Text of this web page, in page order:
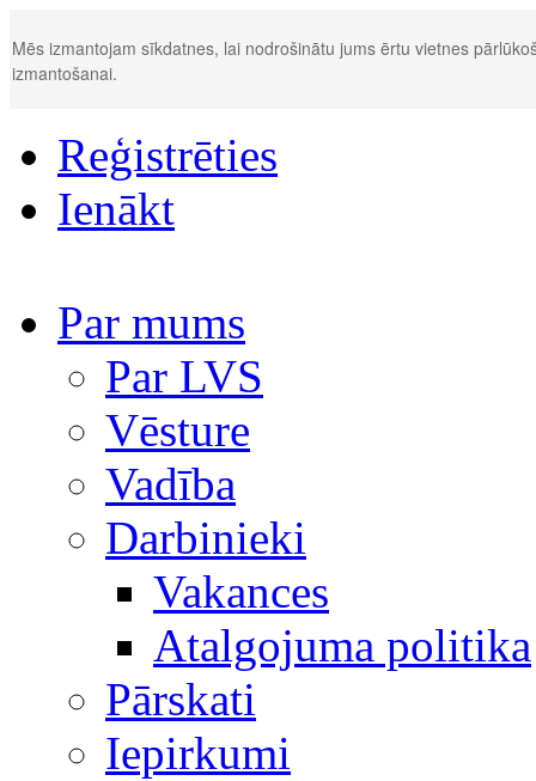
Mēs izmantojam sīkdatnes, lai nodrošinātu jums ērtu vietnes
izmantošanai.
Reģistrēties
Ienākt
Par mums
Par LVS
Vēsture
Vadība
Darbinieki
Vakances
Atalgojuma politika
Pārskati
Iepirkumi